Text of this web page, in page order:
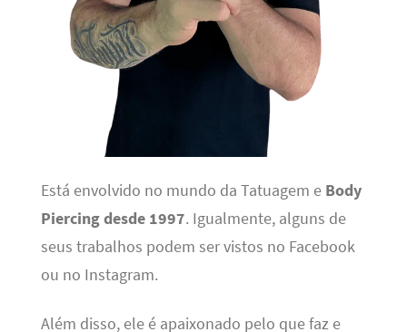
Está envolvido no mundo da Tatuagem e Body
Piercing desde 1997. Igualmente, alguns de
seus trabalhos podem ser vistos no Facebook
ou no Instagram.
Além disso, ele é apaixonado pelo que faz e